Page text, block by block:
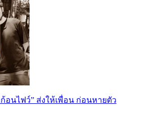
อนไฟว์” ส่งให้เพื่อน ก่อนหายตัว